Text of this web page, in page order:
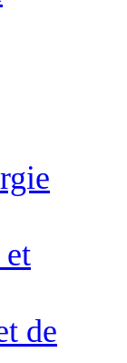
de